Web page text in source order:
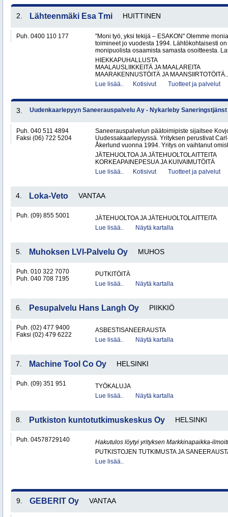
2. Lähteenmäki Esa Tmi HUITTINEN
Puh. 0400 110 177
"Moni työ, yksi tekijä – ESAKON" Olemme
toimineet jo vuodesta 1994. Lähtökohtaisesti
monipuolista osaamista samasta osoitteesta.
HIEKKAPUHALLUSTA
MAALAUSLIIKKEITÄ JA MAALAREITA
MAARAKENNUSTÖITÄ JA MAANSIIRTOTÖITÄ..
Lue lisää..
Kotisivut Tuotteet ja palvelut
3. Uudenkaarlepyyn Saneerauspalvelu Ay - Nykarleby Saneringstjänst
Puh. 040 511 4894
Faksi (06) 722 5204
Saneerauspalvelun päätoimipiste sijaitsee
Uudessakaarlepyyssä. Yrityksen perustivat
Åkerlund vuonna 1994. Yritys on vaihtanut
JÄTEHUOLTOA JA JÄTEHUOLTOLAITTEITA
KORKEAPAINEPESUA JA KUIVAIMUTÖITÄ
Lue lisää..
Kotisivut Tuotteet ja palvelut
4. Loka-Veto VANTAA
Puh. (09) 855 5001
JÄTEHUOLTOA JA JÄTEHUOLTOLAITTEITA
Lue lisää..
Näytä kartalla
5. Muhoksen LVI-Palvelu Oy MUHOS
Puh. 010 322 7070
Puh. 040 708 7195
PUTKITÖITÄ
Lue lisää..
Näytä kartalla
6. Pesupalvelu Hans Langh Oy PIIKKIÖ
Puh. (02) 477 9400
Faksi (02) 479 6222
ASBESTISANEERAUSTA
Lue lisää..
Näytä kartalla
7. Machine Tool Co Oy HELSINKI
Puh. (09) 351 951
TYÖKALUJA
Lue lisää..
Näytä kartalla
8. Putkiston kuntotutkimuskeskus Oy HELSINKI
Puh. 04578729140
Hakutulos löytyi yrityksen Markkinapaikka-
PUTKISTOJEN TUTKIMUSTA JA
Lue lisää..
9. GEBERIT Oy VANTAA